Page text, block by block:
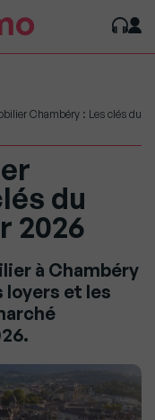
Chambéry : Les clés du
du
2026
à Chambéry
loyers et les